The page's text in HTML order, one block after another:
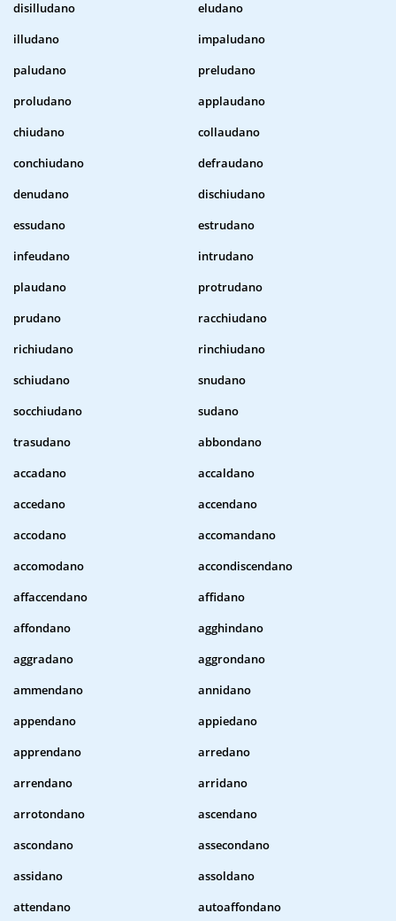
disilludano
eludano
illudano
impaludano
paludano
preludano
proludano
applaudano
chiudano
collaudano
conchiudano
defraudano
denudano
dischiudano
essudano
estrudano
infeudano
intrudano
plaudano
protrudano
prudano
racchiudano
richiudano
rinchiudano
schiudano
snudano
socchiudano
sudano
trasudano
abbondano
accadano
accaldano
accedano
accendano
accodano
accomandano
accomodano
accondiscendano
affaccendano
affidano
affondano
agghindano
aggradano
aggrondano
ammendano
annidano
appendano
appiedano
apprendano
arredano
arrendano
arridano
arrotondano
ascendano
ascondano
assecondano
assidano
assoldano
attendano
autoaffondano